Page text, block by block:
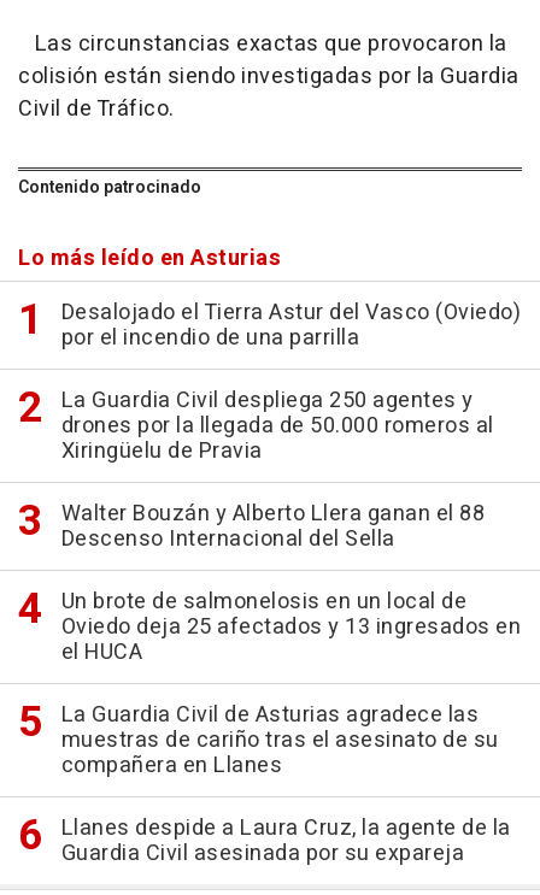
Las circunstancias exactas que provocaron la
colisión están siendo investigadas por la Guardia
Civil de Tráfico.
Contenido patrocinado
Lo más leído en Asturias
Desalojado el Tierra Astur del Vasco (Oviedo)
por el incendio de una parrilla
La Guardia Civil despliega 250 agentes y
drones por la llegada de 50.000 romeros al
Xiringüelu de Pravia
Walter Bouzán y Alberto Llera ganan el 88
Descenso Internacional del Sella
Un brote de salmonelosis en un local de
Oviedo deja 25 afectados y 13 ingresados en
el HUCA
La Guardia Civil de Asturias agradece las
muestras de cariño tras el asesinato de su
compañera en Llanes
Llanes despide a Laura Cruz, la agente de la
Guardia Civil asesinada por su expareja